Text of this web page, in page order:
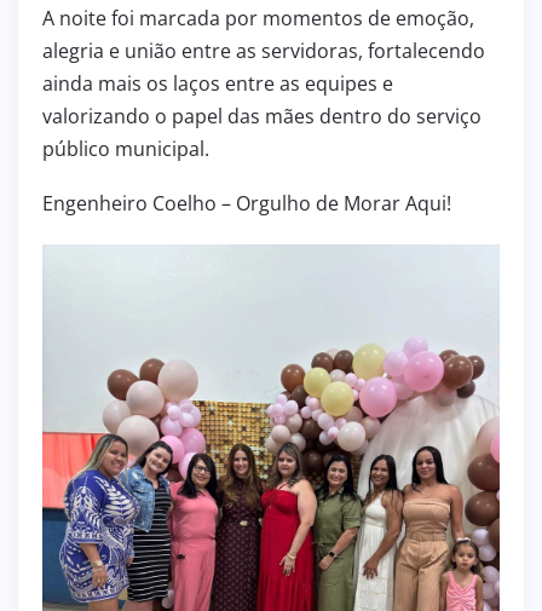
A noite foi marcada por momentos de emoção,
alegria e união entre as servidoras, fortalecendo
ainda mais os laços entre as equipes e
valorizando o papel das mães dentro do serviço
público municipal.
Engenheiro Coelho – Orgulho de Morar Aqui!